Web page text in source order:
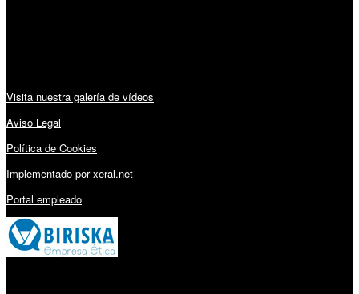
Visita nuestra galería de vídeos
Aviso Legal
Política de Cookies
Implementado por xeral.net
Portal empleado